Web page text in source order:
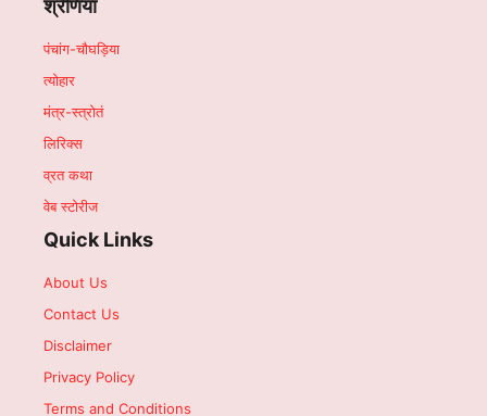
श्रेणियां
पंचांग-चौघड़िया
त्योहार
मंत्र-स्त्रोतं
लिरिक्स
व्रत कथा
वेब स्टोरीज
Quick Links
About Us
Contact Us
Disclaimer
Privacy Policy
Terms and Conditions